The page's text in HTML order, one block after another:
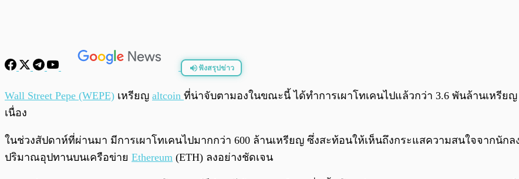
ฟังสรุปข่าว
พร้อมเล่น
Wall Street Pepe (WEPE) เหรียญ altcoin ที่น่าจับตามองในขณะนี้ ได้ทำการเผาโทเคนไปแล้วกว่า 3.6 พันล้านเหรียญ
เนื่อง
ในช่วงสัปดาห์ที่ผ่านมา มีการเผาโทเคนไปมากกว่า 600 ล้านเหรียญ ซึ่งสะท้อนให้เห็นถึงกระแสความสนใจจากนัก
ปริมาณอุปทานบนเครือข่าย Ethereum (ETH) ลงอย่างชัดเจน